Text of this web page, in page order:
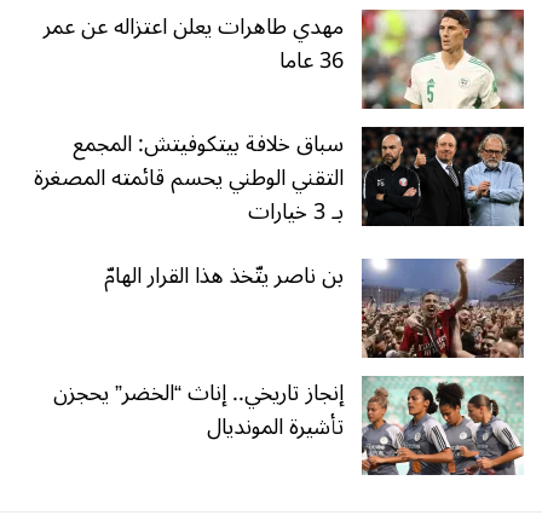
مهدي طاهرات يعلن اعتزاله عن عمر
36 عاما
سباق خلافة بيتكوفيتش: المجمع
التقني الوطني يحسم قائمته المصغرة
بـ 3 خيارات
بن ناصر يتّخذ هذا القرار الهامّ
إنجاز تاريخي.. إناث “الخضر” يحجزن
تأشيرة المونديال